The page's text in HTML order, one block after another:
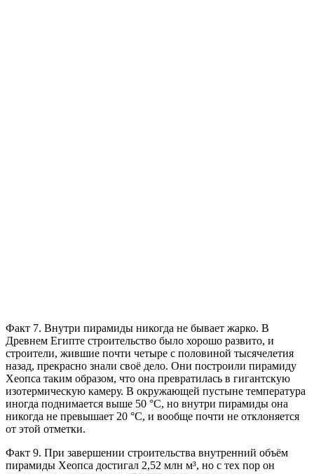
Факт 7. Внутри пирамиды никогда не бывает жарко. В
Древнем Египте строительство было хорошо развито, и
строители, жившие почти четыре с половиной тысячелетия
назад, прекрасно знали своё дело. Они построили пирамиду
Хеопса таким образом, что она превратилась в гигантскую
изотермическую камеру. В окружающей пустыне температура
иногда поднимается выше 50 °C, но внутри пирамиды она
никогда не превышает 20 °C, и вообще почти не отклоняется
от этой отметки.
Факт 9. При завершении строительства внутренний объём
пирамиды Хеопса достигал 2,52 млн м³, но с тех пор он